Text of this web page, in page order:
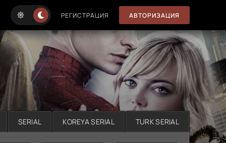
РЕГИСТРАЦИЯ АВТОРИЗАЦИЯ
SERIAL KOREYA SERIAL TURK SERIAL